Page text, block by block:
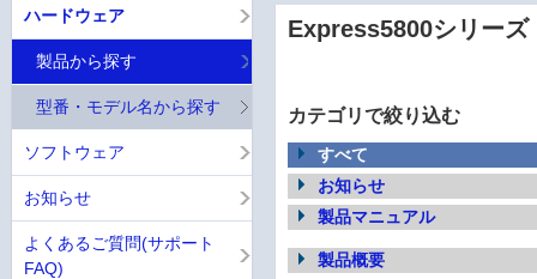
Express5800シリー
カテゴリで絞り込む
すべて
お知らせ
製品マニュアル
製品概要
ハードウェア
製品から探す
型番・モデル名から探す
ソフトウェア
お知らせ
よくあるご質問(サポート
FAQ)